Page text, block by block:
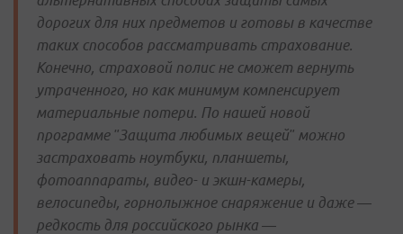
дорогих для них предметов и готовы в качестве
таких способов рассматривать страхование.
Конечно, страховой полис не сможет вернуть
утраченного, но как минимум компенсирует
материальные потери. По нашей новой
программе ʺЗащита любимых вещейʺ можно
застраховать ноутбуки, планшеты,
фотоаппараты, видео- и экшн-камеры,
велосипеды, горнолыжное снаряжение и даже —
редкость для российского рынка —